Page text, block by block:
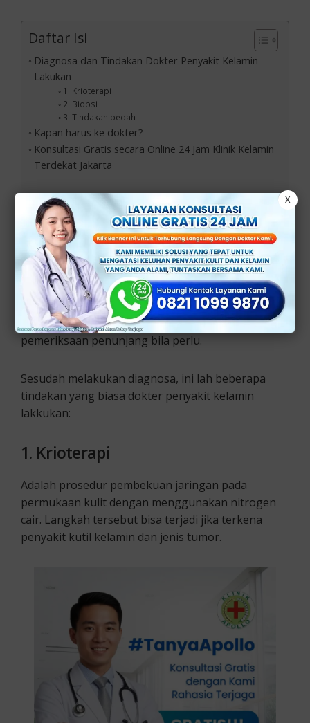
Daftar Isi
Diagnosa dan Tindakan Dokter Penyakit Kelamin
Lakukan
1. Krioterapi
2. Biopsi
3. Tindakan bedah
Kapan harus ke dokter?
Konsultasi Gratis secara Online 24 Jam Klinik Kelamin
Terdekat Jakarta
Diagnosa dan Tindakan
Dokter Penyakit Kelamin
Lakukan
Diagnosa tersebut bisa meliputi wawancara terkait
riwayat keluhan, pemeriksaan fisik, dan
pemeriksaan penunjang bila perlu.
Sesudah melakukan diagnosa, ini lah beberapa
tindakan yang biasa dokter penyakit kelamin
lakkukan:
1. Krioterapi
Adalah prosedur pembekuan jaringan pada
permukaan kulit dengan menggunakan nitrogen
cair. Langkah tersebut bisa terjadi jika terkena
penyakit kutil kelamin dan jenis tumor.
X